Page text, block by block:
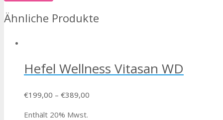
Ähnliche Produkte
Hefel Wellness Vitasan WD
€199,00 – €389,00
Enthält 20% Mwst.